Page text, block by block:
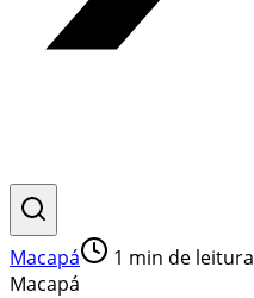
Macapá 1 min de leitura
Macapá